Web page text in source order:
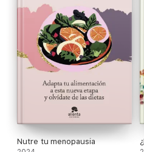
Nutre tu menopausia